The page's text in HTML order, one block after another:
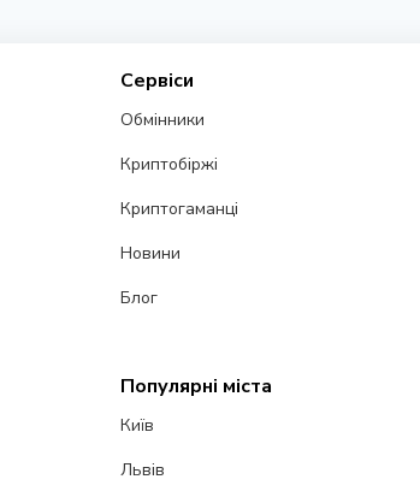
Сервіси
Обмінники
Криптобіржі
Криптогаманці
Новини
Блог
Популярні міста
Київ
Львів